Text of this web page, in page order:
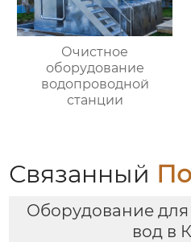
Очистное
оборудование
водопроводной
станции
Связанный
Оборудование для
вод в